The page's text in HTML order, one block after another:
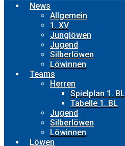
News
Allgemein
1. XV
Junglöwen
Jugend
Silberlöwen
Löwinnen
Teams
Herren
Spielplan 1. BL
Tabelle 1. BL
Jugend
Silberlöwen
Löwinnen
Löwen